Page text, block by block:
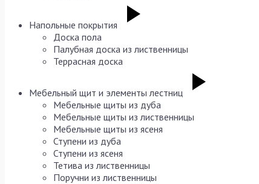
Напольные покрытия
Доска пола
Палубная доска из лиственницы
Террасная доска
Мебельный щит и элементы лестниц
Мебельные щиты из дуба
Мебельные щиты из лиственницы
Мебельные щиты из ясеня
Ступени из дуба
Ступени из ясеня
Тетива из лиственницы
Поручни из лиственницы